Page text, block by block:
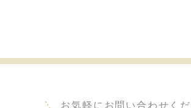
お気軽にお問い合わせく